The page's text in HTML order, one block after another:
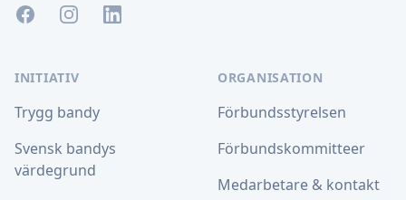
FacebookInstagramLinkedIn
INITIATIV
Trygg bandy
Svensk bandys
värdegrund
ORGANISATION
Förbundsstyrelsen
Förbundskommitteer
Medarbetare & kontakt